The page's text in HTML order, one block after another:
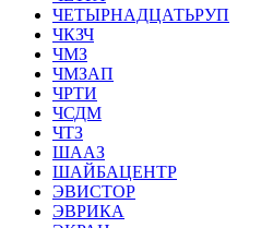
ЧЕТЫРНАДЦАТЬРУП
ЧКЗЧ
ЧМЗ
ЧМЗАП
ЧРТИ
ЧСДМ
ЧТЗ
ШААЗ
ШАЙБАЦЕНТР
ЭВИСТОР
ЭВРИКА